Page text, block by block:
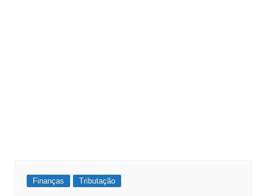
Finanças Tributação